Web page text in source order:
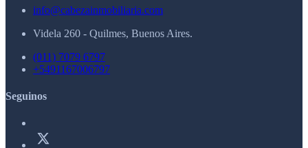
info@cabezainmobiliaria.com
Videla 260 - Quilmes, Buenos Aires.
(011) 7079 6797
+5491167006797
Seguinos